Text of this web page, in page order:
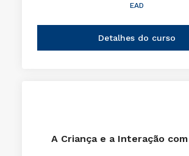
EAD
Detalhes do curso
A Criança e a Interação